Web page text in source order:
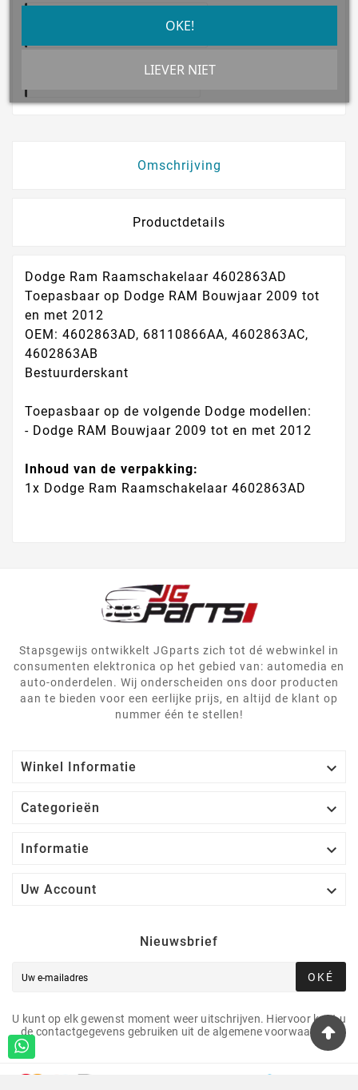
Verzonden Via PostNL
14 Dagen Bedenktijd!
Omschrijving
Productdetails
Dodge Ram Raamschakelaar 4602863AD
Toepasbaar op Dodge RAM Bouwjaar 2009 tot
en met 2012
OEM: 4602863AD, 68110866AA, 4602863AC,
4602863AB
Bestuurderskant
Toepasbaar op de volgende Dodge modellen:
- Dodge RAM Bouwjaar 2009 tot en met 2012
Inhoud van de verpakking:
1x Dodge Ram Raamschakelaar 4602863AD
Stapsgewijs ontwikkelt JGparts zich tot dé webwinkel in
consumenten elektronica op het gebied van: automedia en
auto-onderdelen. Wij onderscheiden ons door producten
aan te bieden voor een eerlijke prijs, en altijd de klant op
nummer één te stellen!
Winkel Informatie 
Categorieën 
Informatie 
Uw Account 
Nieuwsbrief
OKÉ
U kunt op elk gewenst moment weer uitschrijven. Hiervoor kunt u
de contactgegevens gebruiken uit de algemene voorwaarden.
LIEVER NIET
OKE!